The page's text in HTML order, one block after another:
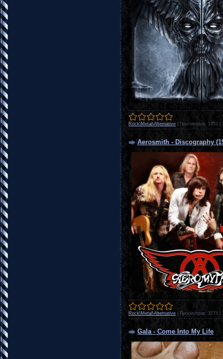
Rock\Metal\Alternative Просмотров: 1853
Aerosmith - Discography
Rock\Metal\Alternative Просмотров: 3774
Gala - Come Into My Life